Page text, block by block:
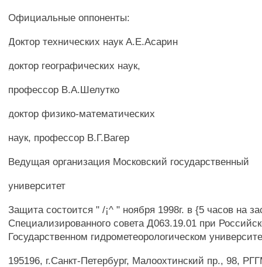
Официальные оппоненты:
Доктор технических наук А.Е.Асарин
доктор географических наук,
профессор В.А.Шелутко
доктор физико-математических
наук, профессор В.Г.Вагер
Ведущая организация Московский государственный
университет
Защита состоится " /¡^ " ноября 1998г. в {5 часов на
Специализированного совета Д063.19.01 при
Государственном гидрометеорологическом
195196, г.Санкт-Петербург, Малоохтинский пр., 98,